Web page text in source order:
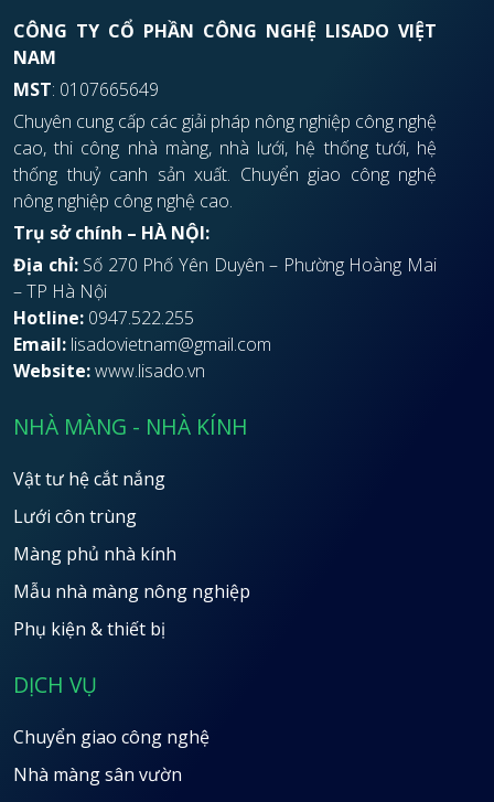
CÔNG TY CỔ PHẦN CÔNG NGHỆ LISADO VIỆT
NAM
MST: 0107665649
Chuyên cung cấp các giải pháp nông nghiệp công nghệ
cao, thi công nhà màng, nhà lưới, hệ thống tưới, hệ
thống thuỷ canh sản xuất. Chuyển giao công nghệ
nông nghiệp công nghệ cao.
Trụ sở chính – HÀ NỘI:
Địa chỉ:Số 270 Phố Yên Duyên – Phường Hoàng Mai
– TP Hà Nội
Hotline: 0947.522.255
Email: lisadovietnam@gmail.com
Website:www.lisado.vn
NHÀ MÀNG - NHÀ KÍNH
Vật tư hệ cắt nắng
Lưới côn trùng
Màng phủ nhà kính
Mẫu nhà màng nông nghiệp
Phụ kiện & thiết bị
DỊCH VỤ
Chuyển giao công nghệ
Nhà màng sân vườn